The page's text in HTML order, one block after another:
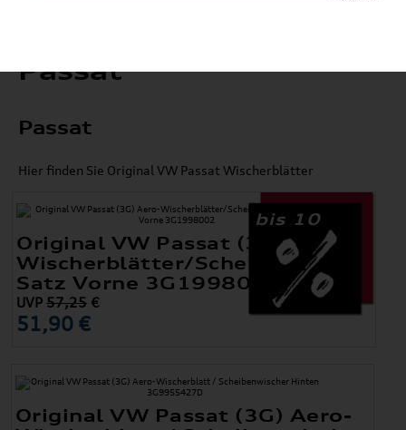
Passat
Passat
Hier finden Sie Original VW Passat Wischerblätter
bis 10
Original VW Passat (3G) Aero-
Wischerblätter/Scheibenwischer
Satz Vorne 3G1998002
UVP57,25 €
51,90 €
Original VW Passat (3G) Aero-